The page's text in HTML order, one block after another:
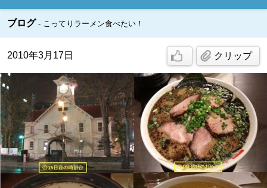
ブログ こってりラーメン食べたい！
2010年3月17日 クリップ